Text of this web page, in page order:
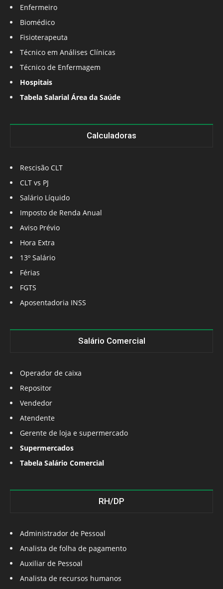
Enfermeiro
Biomédico
Fisioterapeuta
Técnico em Análises Clínicas
Técnico de Enfermagem
Hospitais
Tabela Salarial Área da Saúde
Calculadoras
Rescisão CLT
CLT vs PJ
Salário Líquido
Imposto de Renda Anual
Aviso Prévio
Hora Extra
13º Salário
Férias
FGTS
Aposentadoria INSS
Salário Comercial
Operador de caixa
Repositor
Vendedor
Atendente
Gerente de loja e supermercado
Supermercados
Tabela Salário Comercial
RH/DP
Administrador de Pessoal
Analista de folha de pagamento
Auxiliar de Pessoal
Analista de recursos humanos